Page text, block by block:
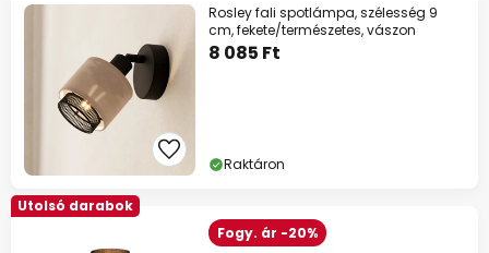
Rosley fali spotlámpa, szélesség 9
cm, fekete/természetes, vászon
8 085 Ft
Raktáron
Utolsó darabok
Fogy. ár -20%